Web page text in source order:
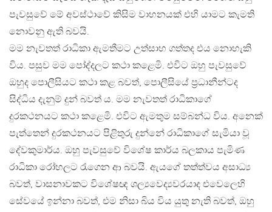
පැවසුවේ මේ අවස්ථාවේ කිසිම වාහනයක් එහි යාමට කැමති
නොවනු ඇති බවයි.
මම නැවතත් රාධිකා ඇමතීමට උත්සාහ ගත්තද එය නොහැකි
විය. පසුව මම පෝද්දලට කථා කළෙමි. එවිට ඔහු පැවසුවේ
ඔහුද පොලීසියට කථා කළ බවත්, පොලීසියේ ප්‍රධානීන්ටද
සිද්ධිය දැනුම් දුන් බවත් ය. මම නැවතත් රාධිකාගේ
දුරකථනයට කථා කළෙමි. එවිට ඇමතුම සම්බන්ධ විය. අනෙක්
පැත්තෙන් දුරකථනයට පිළිතුරු දුන්නේ රාධිකාගේ සැමියා වූ
දේවකුමාර්ය. ඔහු පැවසුවේ විශේෂ කාර්ය බලකාය පැමිණ
රාධිකා රෝහලට රැගෙන ආ බවයි. ඇයගේ තත්ත්වය අසාධ්‍ය
බවත්, වාසනාවකට විශේෂඥ ශල්‍යවෙද්‍යවරයාද එවෙලෙහි
සේවයේ ඉන්නා බවත්, එම නිසා බිය විය යුතු නැති බවත්, ඔහු